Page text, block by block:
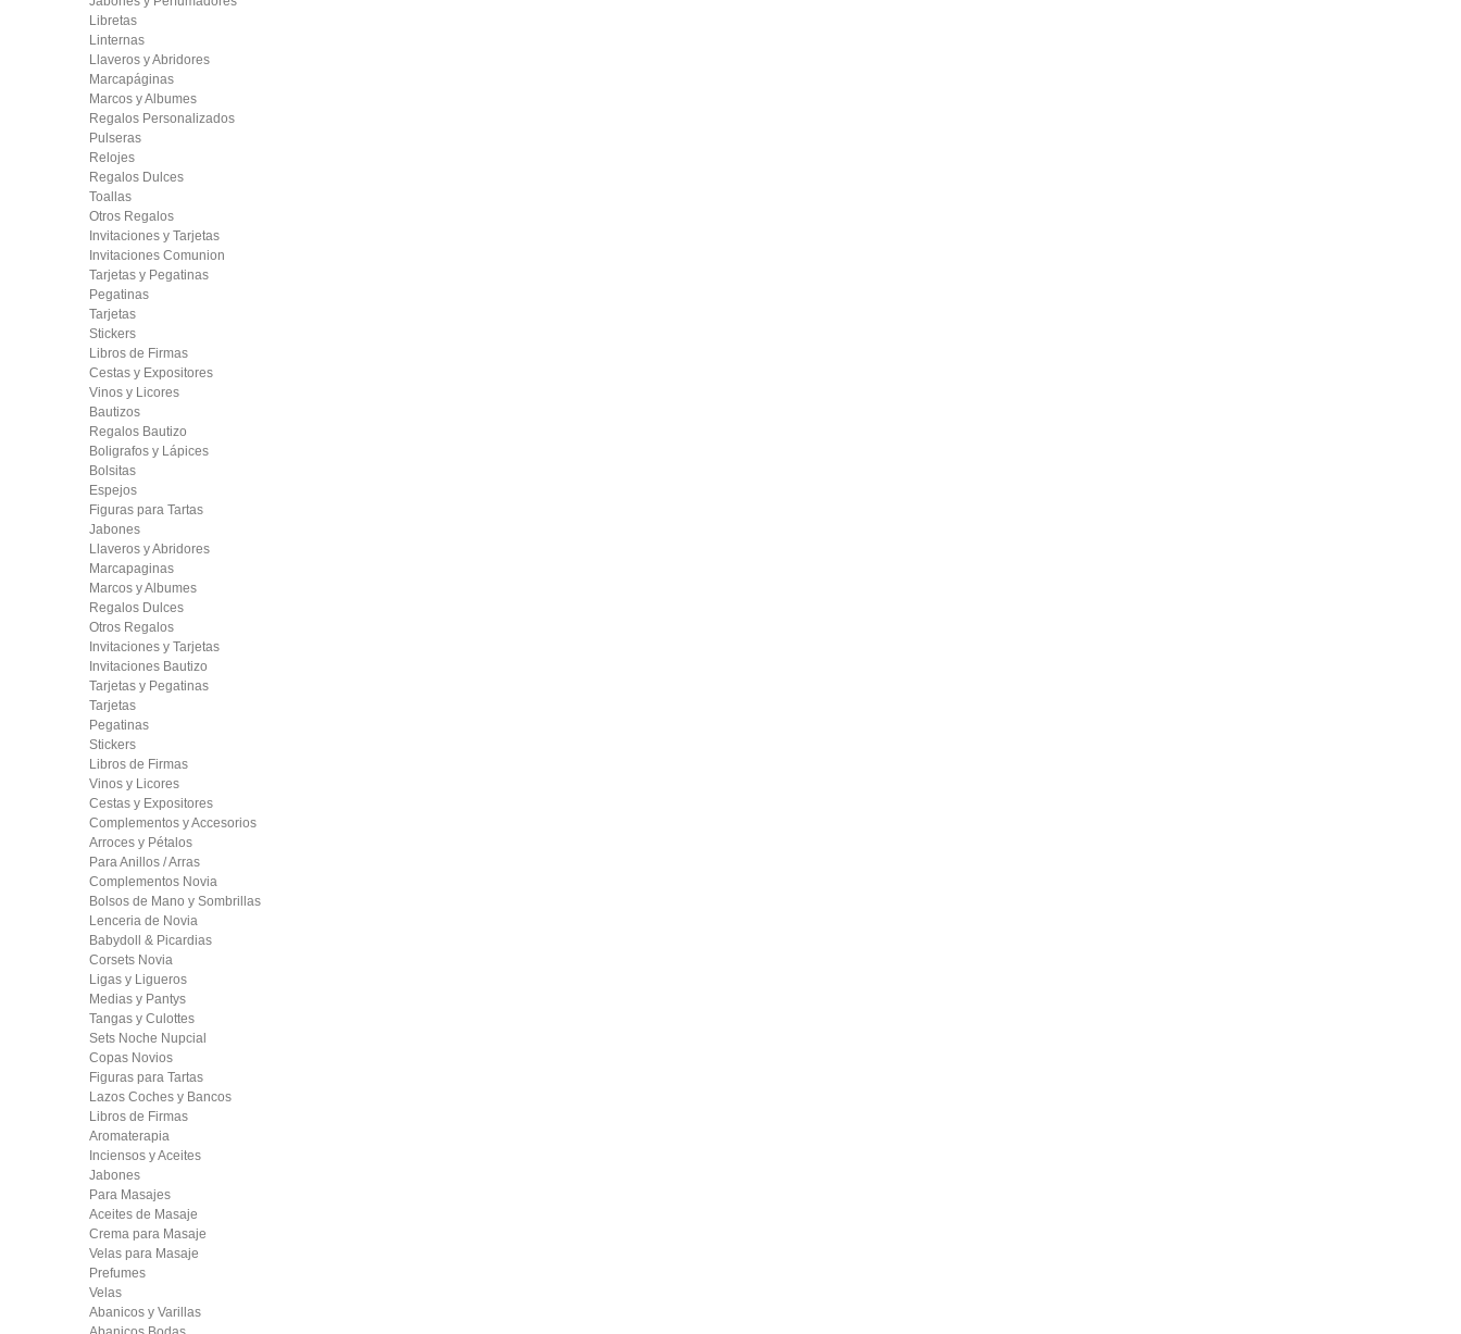
Libretas
Linternas
Llaveros y Abridores
Marcapáginas
Marcos y Albumes
Regalos Personalizados
Pulseras
Relojes
Regalos Dulces
Toallas
Otros Regalos
Invitaciones y Tarjetas
Invitaciones Comunion
Tarjetas y Pegatinas
Pegatinas
Tarjetas
Stickers
Libros de Firmas
Cestas y Expositores
Vinos y Licores
Bautizos
Regalos Bautizo
Boligrafos y Lápices
Bolsitas
Espejos
Figuras para Tartas
Jabones
Llaveros y Abridores
Marcapaginas
Marcos y Albumes
Regalos Dulces
Otros Regalos
Invitaciones y Tarjetas
Invitaciones Bautizo
Tarjetas y Pegatinas
Tarjetas
Pegatinas
Stickers
Libros de Firmas
Vinos y Licores
Cestas y Expositores
Complementos y Accesorios
Arroces y Pétalos
Para Anillos / Arras
Complementos Novia
Bolsos de Mano y Sombrillas
Lenceria de Novia
Babydoll & Picardias
Corsets Novia
Ligas y Ligueros
Medias y Pantys
Tangas y Culottes
Sets Noche Nupcial
Copas Novios
Figuras para Tartas
Lazos Coches y Bancos
Libros de Firmas
Aromaterapia
Inciensos y Aceites
Jabones
Para Masajes
Aceites de Masaje
Crema para Masaje
Velas para Masaje
Prefumes
Velas
Abanicos y Varillas